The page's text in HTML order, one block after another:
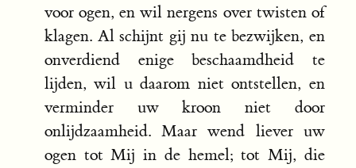
voor ogen, en wil nergens over twisten of
klagen. Al schijnt gij nu te bezwijken, en
onverdiend enige beschaamdheid te
lijden, wil u daarom niet ontstellen, en
verminder uw kroon niet door
onlijdzaamheid. Maar wend liever uw
ogen tot Mij in de hemel; tot Mij, die